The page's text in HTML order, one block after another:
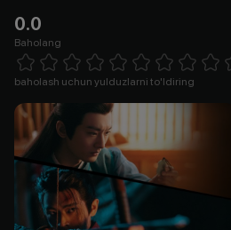
0.0
Baholang
1 Star 2 Stars 3 Stars 4 Stars5 Stars 6 Stars7 Stars8 Stars
baholash uchun yulduzlarni to'ldiring